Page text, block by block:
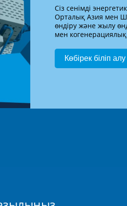
Сіз сенімді
Орталық Азия мен
өндіру және жылу
мен
Көбірек біліп алу